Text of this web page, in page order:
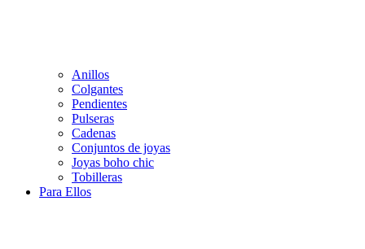
Anillos
Colgantes
Pendientes
Pulseras
Cadenas
Conjuntos de joyas
Joyas boho chic
Tobilleras
Para Ellos